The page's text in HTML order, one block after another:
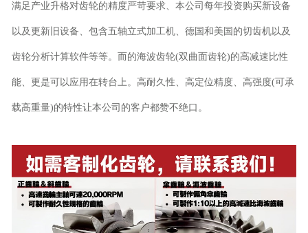
满足产业升格对齿轮的精度严苛要求、本公司每年投资购买新设备
以及更新旧设备、包含五轴立式加工机、德国和美国的切齿机以及
齿轮分析计算软件等等。而的海波齿轮(双曲面齿轮)的高减速比性
能、更是可以应用在转台上。高耐久性、高定位精度、高强度(可承
载高重量)的特性让本公司的客户都赞不绝口。